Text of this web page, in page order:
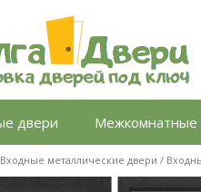
двери Межкомнатные
Входные металлические двери /